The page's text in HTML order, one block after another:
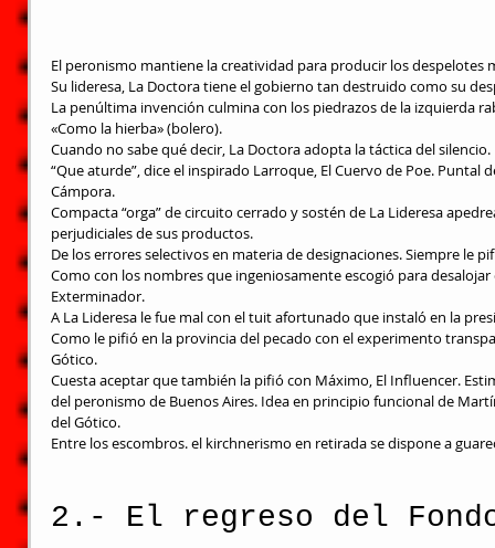
El peronismo mantiene la creatividad para producir los despelotes
Su lideresa, La Doctora tiene el gobierno tan destruido como su
La penúltima invención culmina con los piedrazos de la izquierda
«Como la hierba» (bolero).
Cuando no sabe qué decir, La Doctora adopta la táctica del silencio.
“Que aturde”, dice el inspirado Larroque, El Cuervo de Poe. Puntal
Cámpora.
Compacta “orga” de circuito cerrado y sostén de La Lideresa
perjudiciales de sus productos.
De los errores selectivos en materia de designaciones. Siempre le
Como con los nombres que ingeniosamente escogió para
Exterminador.
A La Lideresa le fue mal con el tuit afortunado que instaló en la
Como le pifió en la provincia del pecado con el experimento
Gótico.
Cuesta aceptar que también la pifió con Máximo, El Influencer.
del peronismo de Buenos Aires. Idea en principio funcional de
del Gótico.
Entre los escombros. el kirchnerismo en retirada se dispone a
2.- El regreso del